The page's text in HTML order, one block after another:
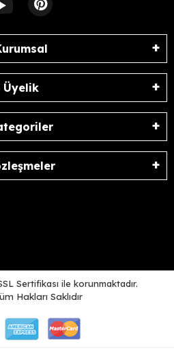
Üyelik
Sertifikası ile korunmaktadır.
Hakları Saklıdır